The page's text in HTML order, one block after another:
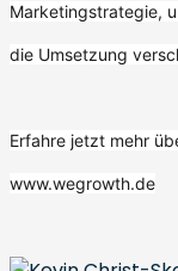
Marketingstrategie,
die Umsetzung
Erfahre jetzt mehr
www.wegrowth.de